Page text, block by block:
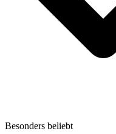
Besonders beliebt